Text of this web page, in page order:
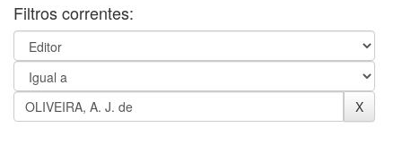
Filtros correntes: